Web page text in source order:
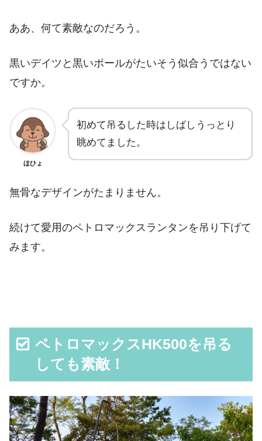
ああ、何て素敵なのだろう。
黒いデイツと黒いポールがたいそう似合うではない
ですか。
ほひょ
初めて吊るした時はしばしうっとり
眺めてました。
無骨なデザインがたまりません。
続けて愛用のペトロマックスランタンを吊り下げて
みます。
ペトロマックスHK500を吊る
しても素敵！